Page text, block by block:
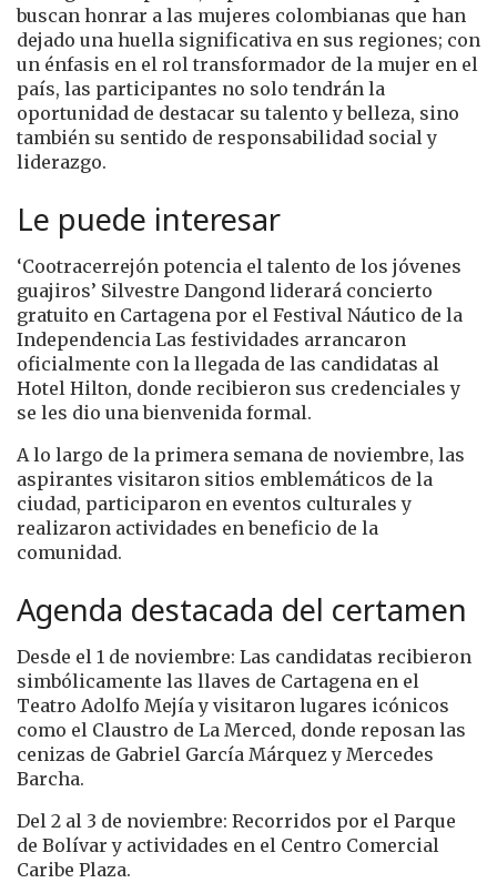
buscan honrar a las mujeres colombianas que han
dejado una huella significativa en sus regiones; con
un énfasis en el rol transformador de la mujer en el
país, las participantes no solo tendrán la
oportunidad de destacar su talento y belleza, sino
también su sentido de responsabilidad social y
liderazgo.
Le puede interesar
‘Cootracerrejón potencia el talento de los jóvenes
guajiros’ Silvestre Dangond liderará concierto
gratuito en Cartagena por el Festival Náutico de la
Independencia Las festividades arrancaron
oficialmente con la llegada de las candidatas al
Hotel Hilton, donde recibieron sus credenciales y
se les dio una bienvenida formal.
A lo largo de la primera semana de noviembre, las
aspirantes visitaron sitios emblemáticos de la
ciudad, participaron en eventos culturales y
realizaron actividades en beneficio de la
comunidad.
Agenda destacada del certamen
Desde el 1 de noviembre: Las candidatas recibieron
simbólicamente las llaves de Cartagena en el
Teatro Adolfo Mejía y visitaron lugares icónicos
como el Claustro de La Merced, donde reposan las
cenizas de Gabriel García Márquez y Mercedes
Barcha.
Del 2 al 3 de noviembre: Recorridos por el Parque
de Bolívar y actividades en el Centro Comercial
Caribe Plaza.